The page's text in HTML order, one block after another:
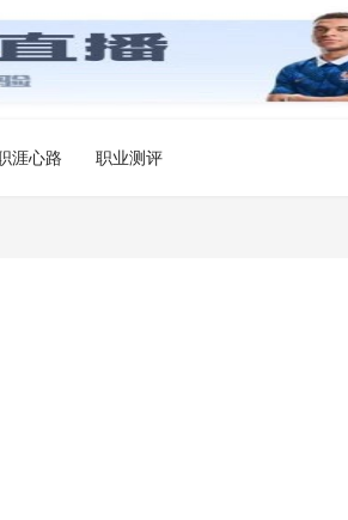
涯心路 职业测评